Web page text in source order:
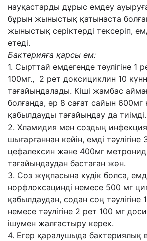
науқастарды дұрыс емдеу
бұрын жыныстық қатынаста
жыныстық серіктерді тексеріп,
етеді.
Бактерияға қарсы ем:
1. Сырттай емдегенде тəулігіне 1
100мг., 2 рет доксициклин 10
тағайындалады. Кіші жамбас
болғанда, əр 8 сағат сайын
қабылдауды тағайындау да тиімді.
2. Хламидия мен создың
шығарғаннан кейін, емді
цефалексин жəне 400мг
тағайындаудан бастаған жөн.
3. Соз жұқпасына күдік болса,
норфлоксацинді немесе 500 мг
қабылдаудан, содан соң тəулігіне
немесе тəулігіне 2 рет 100 мг
ішумен жалғастыру керек.
4. Егер қаралушыда бактериялық